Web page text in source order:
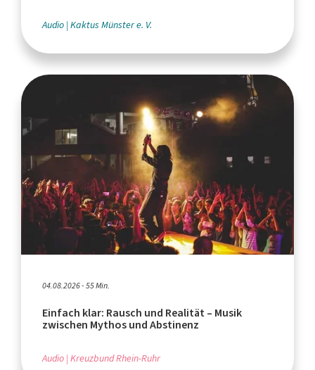
Audio Kaktus Münster e. V.
04.08.2026 - 55 Min.
Einfach klar: Rausch und Realität – Musik
zwischen Mythos und Abstinenz
Audio Kreuzbund Rhein-Ruhr